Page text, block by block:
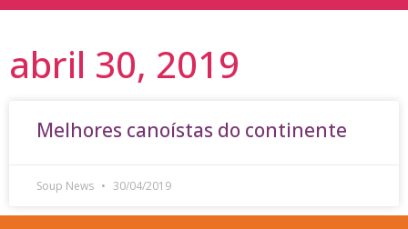
abril 30, 2019
Melhores canoístas do continente
Soup News 30/04/2019